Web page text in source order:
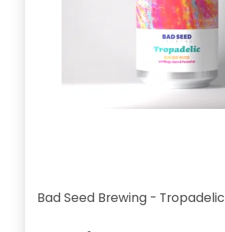
Bad Seed Brewing - Tropadelic